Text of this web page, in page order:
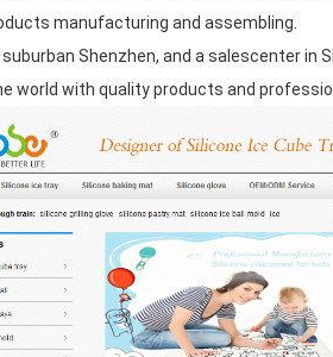
manufacturing and assembling.
Shenzhen, and a salescenter in
world with quality products and